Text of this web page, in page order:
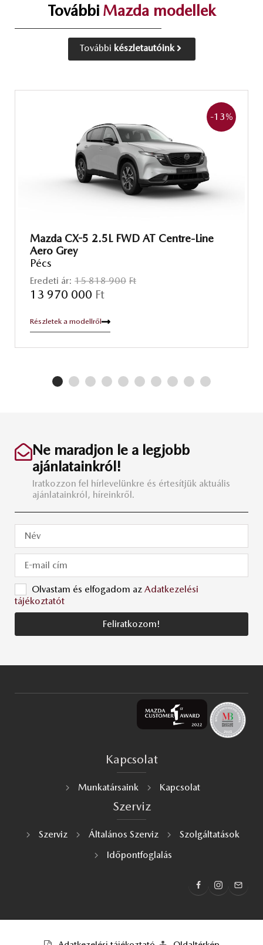
További Mazda modellek
További készletautóink
-13%
Mazda CX-5 2.5L FWD AT Centre-Line
Aero Grey
Pécs
Eredeti ár: 15 818 900 Ft
13 970 000 Ft
Részletek a modellről
Ne maradjon le a legjobb
ajánlatainkról!
Iratkozzon fel hírlevelünkre és értesítjük aktuális
ajánlatainkról, híreinkről.
Olvastam és elfogadom az Adatkezelési
tájékoztatót
Feliratkozom!
Kapcsolat
Munkatársaink Kapcsolat
Szerviz
Szerviz Általános Szerviz
Szolgáltatások
Időpontfoglalás